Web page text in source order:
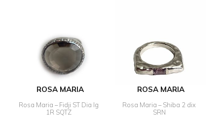
ROSA MARIA
Rosa Maria – Fidji ST Dia Ig
1R SQTZ
ROSA MARIA
Rosa Maria – Shiba 2 dix
SRN